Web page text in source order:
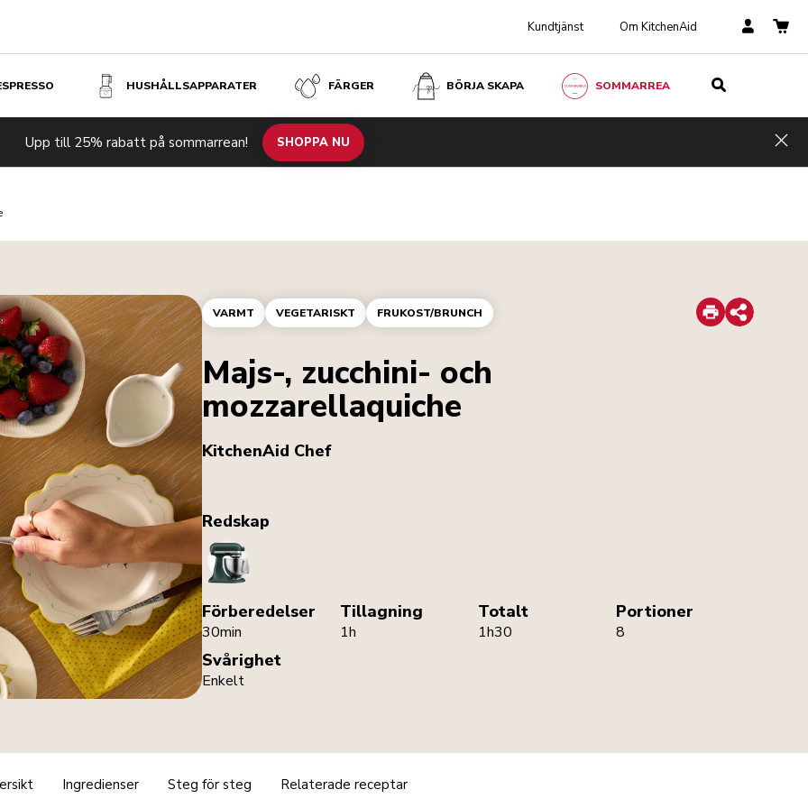
Kundtjänst Om KitchenAid
HUSHÅLLSAPPARATER FÄRGER BÖRJA SKAPA SOMMARREA
Upp till 25% rabatt på sommarrean! SHOPPA NU
VARMT VEGETARISKT FRUKOST/BRUNCH Print
Share
Majs-, zucchini- och
mozzarellaquiche
KitchenAid Chef
Redskap
StandMixer
Förberedelser
30min
Tillagning
1h
Totalt
1h30
Portioner
8
Svårighet
Enkelt
Ingredienser Steg för steg Relaterade receptar